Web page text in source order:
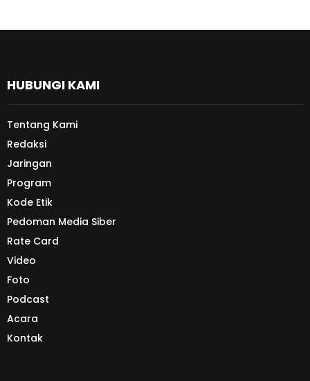
HUBUNGI KAMI
Tentang Kami
Redaksi
Jaringan
Program
Kode Etik
Pedoman Media Siber
Rate Card
Video
Foto
Podcast
Acara
Kontak